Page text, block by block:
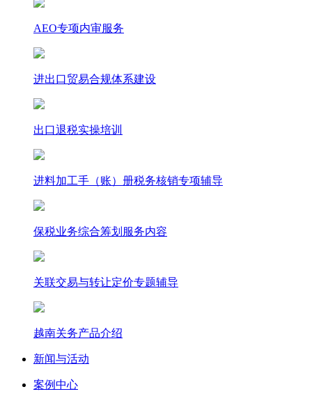
AEO专项内审服务
进出口贸易合规体系建设
出口退税实操培训
进料加工手（账）册税务核销专项辅导
保税业务综合筹划服务内容
关联交易与转让定价专题辅导
越南关务产品介绍
新闻与活动
案例中心